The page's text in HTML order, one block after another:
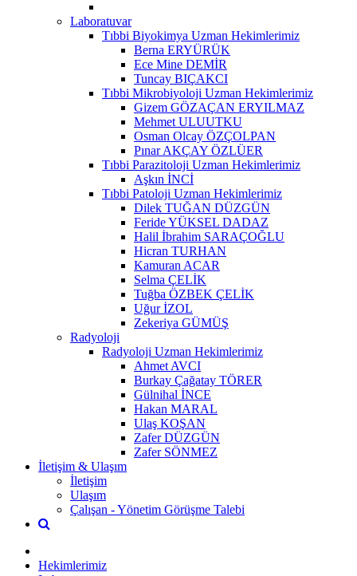
Laboratuvar
Tıbbi Biyokimya Uzman Hekimlerimiz
Berna ERYÜRÜK
Ece Mine DEMİR
Tuncay BIÇAKCI
Tıbbi Mikrobiyoloji Uzman Hekimlerimiz
Gizem GÖZAÇAN ERYILMAZ
Mehmet ULUUTKU
Osman Olcay ÖZÇOLPAN
Pınar AKÇAY ÖZLÜER
Tıbbi Parazitoloji Uzman Hekimlerimiz
Aşkın İNCİ
Tıbbi Patoloji Uzman Hekimlerimiz
Dilek TUĞAN DÜZGÜN
Feride YÜKSEL DADAZ
Halil İbrahim SARAÇOĞLU
Hicran TURHAN
Kamuran ACAR
Selma ÇELİK
Tuğba ÖZBEK ÇELİK
Uğur İZOL
Zekeriya GÜMÜŞ
Radyoloji
Radyoloji Uzman Hekimlerimiz
Ahmet AVCI
Burkay Çağatay TÖRER
Gülnihal İNCE
Hakan MARAL
Ulaş KOŞAN
Zafer DÜZGÜN
Zafer SÖNMEZ
İletişim & Ulaşım
İletişim
Ulaşım
Çalışan - Yönetim Görüşme Talebi
Hekimlerimiz